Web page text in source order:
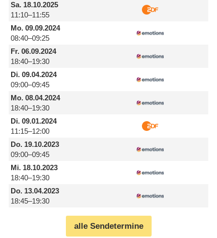
Sa.18.10.2025
11:10–11:55
Mo.09.09.2024
08:40–09:25
Fr.06.09.2024
18:40–19:30
Di.09.04.2024
09:00–09:45
Mo.08.04.2024
18:40–19:30
Di.09.01.2024
11:15–12:00
Do.19.10.2023
09:00–09:45
Mi.18.10.2023
18:40–19:30
Do.13.04.2023
18:45–19:30
alle Sendetermine